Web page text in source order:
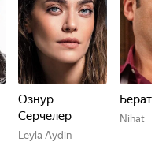
Ознур
Серчелер
Leyla Aydin
Nihat